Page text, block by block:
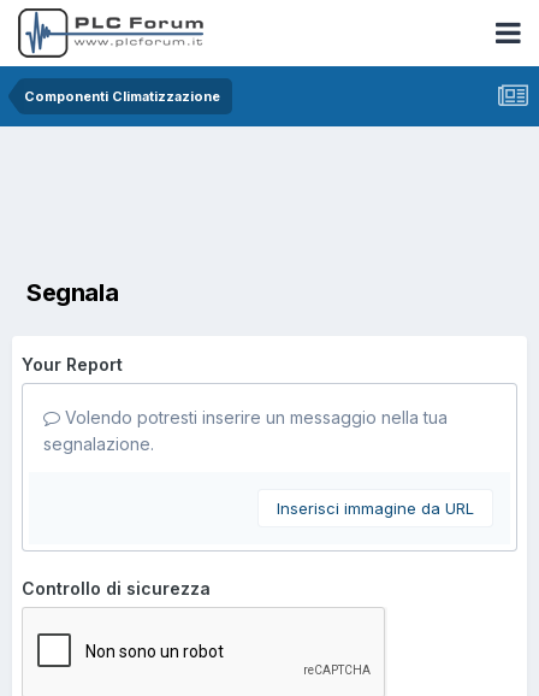
Componenti Climatizzazione
Segnala
Your Report
Volendo potresti inserire un messaggio nella tua
segnalazione.
Inserisci immagine da URL
Controllo di sicurezza